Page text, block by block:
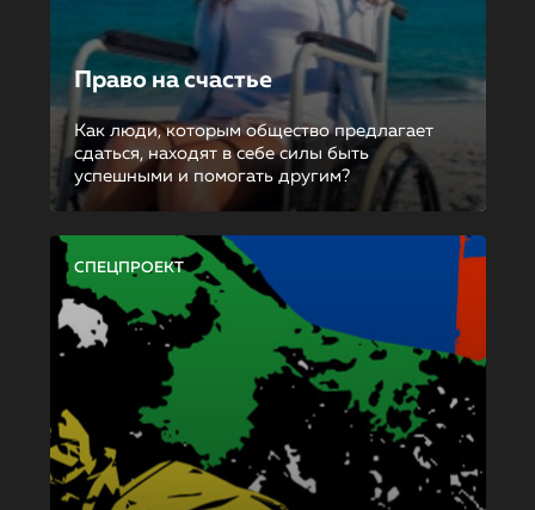
Право на счастье
Как люди, которым общество предлагает
сдаться, находят в себе силы быть
успешными и помогать другим?
СПЕЦПРОЕКТ